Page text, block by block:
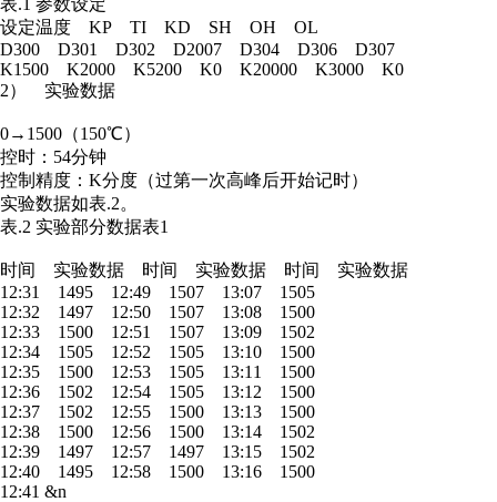
表.1 参数设定
设定温度 KP TI KD SH OH OL
D300 D301 D302 D2007 D304 D306 D307
K1500 K2000 K5200 K0 K20000 K3000 K0
2） 实验数据
0→1500（150℃）
控时：54分钟
控制精度：K分度（过第一次高峰后开始记时）
实验数据如表.2。
表.2 实验部分数据表1
时间 实验数据 时间 实验数据 时间 实验数据
12:31 1495 12:49 1507 13:07 1505
12:32 1497 12:50 1507 13:08 1500
12:33 1500 12:51 1507 13:09 1502
12:34 1505 12:52 1505 13:10 1500
12:35 1500 12:53 1505 13:11 1500
12:36 1502 12:54 1505 13:12 1500
12:37 1502 12:55 1500 13:13 1500
12:38 1500 12:56 1500 13:14 1502
12:39 1497 12:57 1497 13:15 1502
12:40 1495 12:58 1500 13:16 1500
12:41 &n